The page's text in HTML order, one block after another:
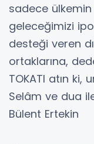
sadece
geleceğimizi
desteği veren
ortaklarına,
TOKATI atın ki,
Selâm ve dua
Bülent Ertekin